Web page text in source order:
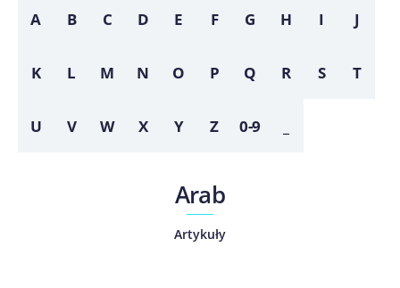
A B C D E F G H I J
K L M N O P Q R S T
U V W X Y Z 0-9
Arab
Artykuły